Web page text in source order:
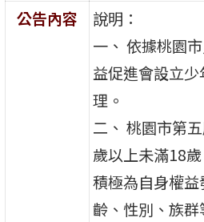
公告內容
說明：
一、 依據桃園
益促進會設立
理。
二、 桃園市第
歲以上未滿18
積極為自身權
齡、性別、族